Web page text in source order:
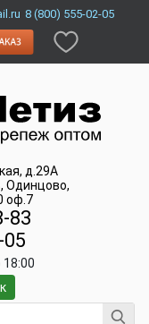
8 (800) 555-02-05
д.29А
Одинцово,
оф.7
83
18:00